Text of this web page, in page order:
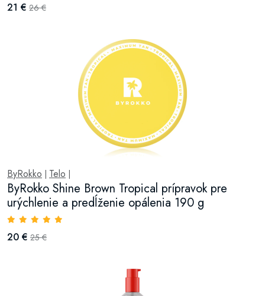
21 € 26 €
ByRokko Telo
ByRokko Shine Brown Tropical prípravok pre
urýchlenie a predĺženie opálenia 190 g
20 € 25 €